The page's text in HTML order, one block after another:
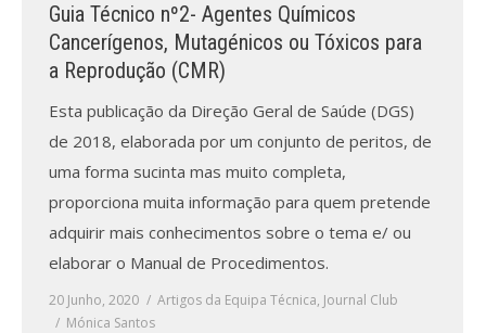
Guia Técnico nº2- Agentes Químicos
Cancerígenos, Mutagénicos ou Tóxicos para
a Reprodução (CMR)
Esta publicação da Direção Geral de Saúde (DGS)
de 2018, elaborada por um conjunto de peritos, de
uma forma sucinta mas muito completa,
proporciona muita informação para quem pretende
adquirir mais conhecimentos sobre o tema e/ ou
elaborar o Manual de Procedimentos.
20 Junho, 2020 Artigos da Equipa Técnica, Journal Club
Mónica Santos